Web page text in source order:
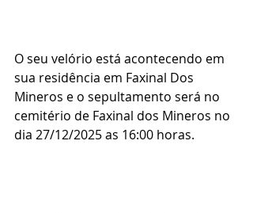
O seu velório está acontecendo em
sua residência em Faxinal Dos
Mineros e o sepultamento será no
cemitério de Faxinal dos Mineros no
dia 27/12/2025 as 16:00 horas.